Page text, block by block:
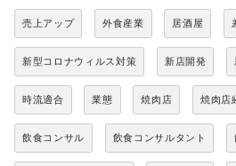
売上アップ 外食産業 居酒屋
新型コロナウィルス対策 新店開発
時流適合 業態 焼肉店 焼肉店
飲食コンサル 飲食コンサルタント